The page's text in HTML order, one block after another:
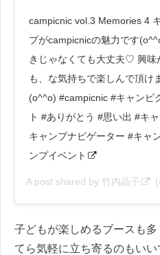
campicnic vol.3 Memories 4
プがcampicnicの魅力です
きじゃなくても大丈夫♡ 興味
も、な気持ちで楽しんで頂け
(o^^o) #campicnic #キャンピ
ト #ありがとう #思い出 #キ
キャンプナビゲーター #キャ
ンプイベント
A post shared by 竹内晶子
子どもが楽しめるブースも
てら気軽に立ち寄るのもいい